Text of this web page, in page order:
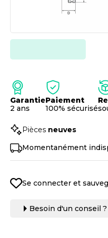
Garantie
2 ans
Paiement
100% sécurisé
Pièces neuves
Momentanément
Se connecter et
Besoin d'un conseil ?